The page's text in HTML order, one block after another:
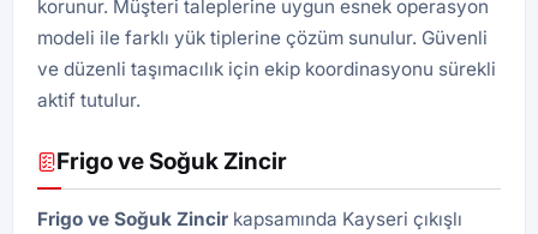
korunur. Müşteri taleplerine uygun esnek operasyon
modeli ile farklı yük tiplerine çözüm sunulur. Güvenli
ve düzenli taşımacılık için ekip koordinasyonu sürekli
aktif tutulur.
Frigo ve Soğuk Zincir
Frigo ve Soğuk Zincir kapsamında Kayseri çıkışlı